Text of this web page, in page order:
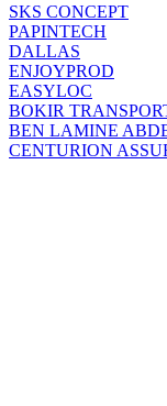
SKS CONCEPT
PAPINTECH
DALLAS
ENJOYPROD
EASYLOC
BOKIR
BEN LAMINE
CENTURION